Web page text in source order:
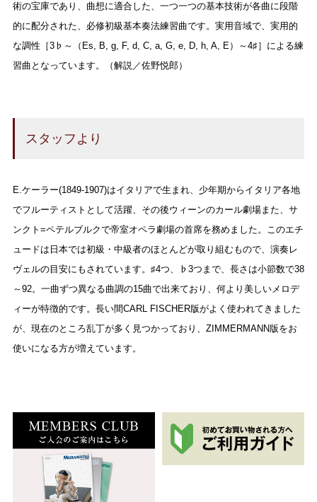
術の宝庫であり、曲想に適合した、一つ一つの基本技術が各曲に段階
的に配分された、必修初級基本奏法練習曲です。実用音域で、実用的
な調性［3♭～（Es, B, g, F, d, C, a, G, e, D, h, A, E）～4♯］による練
習曲となっています。（解説／佐野悦郎）
スタッフより
E.ケーラー(1849-1907)はイタリアで生まれ、少年期からイタリア各地
でフルーティストとして活躍、その後ウィーンのカール劇場また、サ
ンクト=ペテルブルクで帝室オペラ劇場の首席を務めました。このエチ
ュードは日本では初級・中級者のほとんどが取り組むもので、演奏レ
ヴェルの目安にもされています。♯4つ、♭3つまで、長さは小節数で38
～92。一曲ずつ異なる曲調の15曲で出来ており、何より美しいメロデ
ィーが特徴的です。長い間CARL FISCHER版がよく使われてきました
が、現在のところ乱丁が多く見つかっており、ZIMMERMANN版をお
使いになる方が増えています。